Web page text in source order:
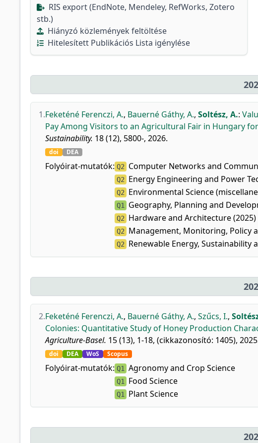
RIS export (EndNote, Mendeley, RefWorks, Zotero
stb.)
Hiányzó közlemények feltöltése
Hitelesített Publikációs Lista igénylése
1.Feketéné Ferenczi, A., Bauerné Gáthy, A., Soltész, A.:
Pay Among Visitors to an Agricultural Fair in Hungary
Sustainability. 18 (12), 5800-, 2026.
doi DEA
Folyóirat-mutatók: Q2 Computer Networks and
Q2 Energy Engineering and Power
Q2 Environmental Science
Q1 Geography, Planning and
Q2 Hardware and Architecture (2025)
Q2 Management, Monitoring, Policy
Q2 Renewable Energy, Sustainability
2.Feketéné Ferenczi, A., Bauerné Gáthy, A., Szűcs, I.,
Colonies: Quantitative Study of Honey Production
Agriculture-Basel. 15 (13), 1-18, (cikkazonosító: 1405),
doi DEA WoS Scopus
Folyóirat-mutatók: Q1 Agronomy and Crop Science
Q1 Food Science
Q1 Plant Science